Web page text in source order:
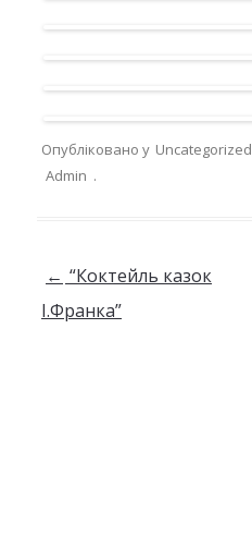
Опубліковано у Uncategorized
Admin .
Навігація по запису
← “Коктейль казок
І.Франка”